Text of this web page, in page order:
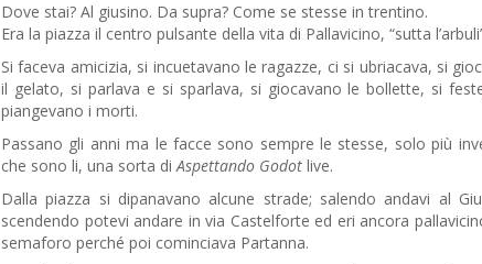
Dove stai? Al giusino. Da supra? Come se stesse in trentino.
Era la piazza il centro pulsante della vita di Pallavicino, “sutta
Si faceva amicizia, si incuetavano le ragazze, ci si ubriacava, si
il gelato, si parlava e si sparlava, si giocavano le bollette, si
piangevano i morti.
Passano gli anni ma le facce sono sempre le stesse, solo più
che sono li, una sorta diAspettando Godot live.
Dalla piazza si dipanavano alcune strade; salendo andavi al
scendendo potevi andare in via Castelforte ed eri ancora
semaforo perché poi cominciava Partanna.